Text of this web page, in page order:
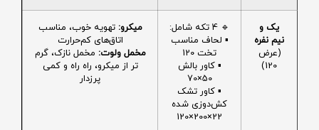
یک و
نیم نفره
(عرض
120)
🔹 4 تکه شامل:
▪️ لحاف مناسب
تخت 120
▪️ کاور بالش
50×70
▪️ کاور تشک
کش‌دوزی شده
22×200×120
میکرو: تهویه خوب، مناسب
اتاق‌های کم‌حرارت
مخمل ولوت: مخمل نازک، گرم
تر از میکرو، راه راه و کمی
پرزدار